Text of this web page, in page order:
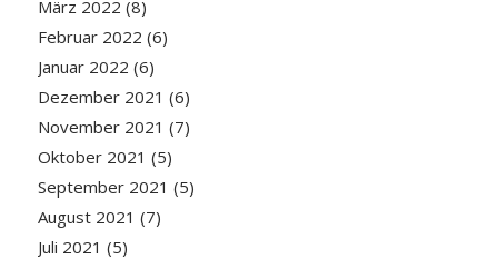
März 2022 (8)
Februar 2022 (6)
Januar 2022 (6)
Dezember 2021 (6)
November 2021 (7)
Oktober 2021 (5)
September 2021 (5)
August 2021 (7)
Juli 2021 (5)